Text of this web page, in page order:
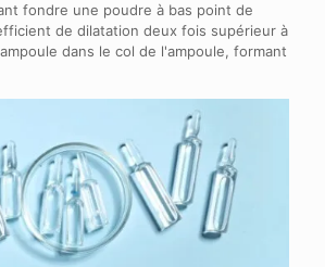
fondre une poudre à bas point de
de dilatation deux fois supérieur à
dans le col de l'ampoule, formant